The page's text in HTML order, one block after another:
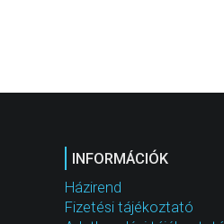
INFORMÁCIÓK
Házirend
Fizetési tájékoztató